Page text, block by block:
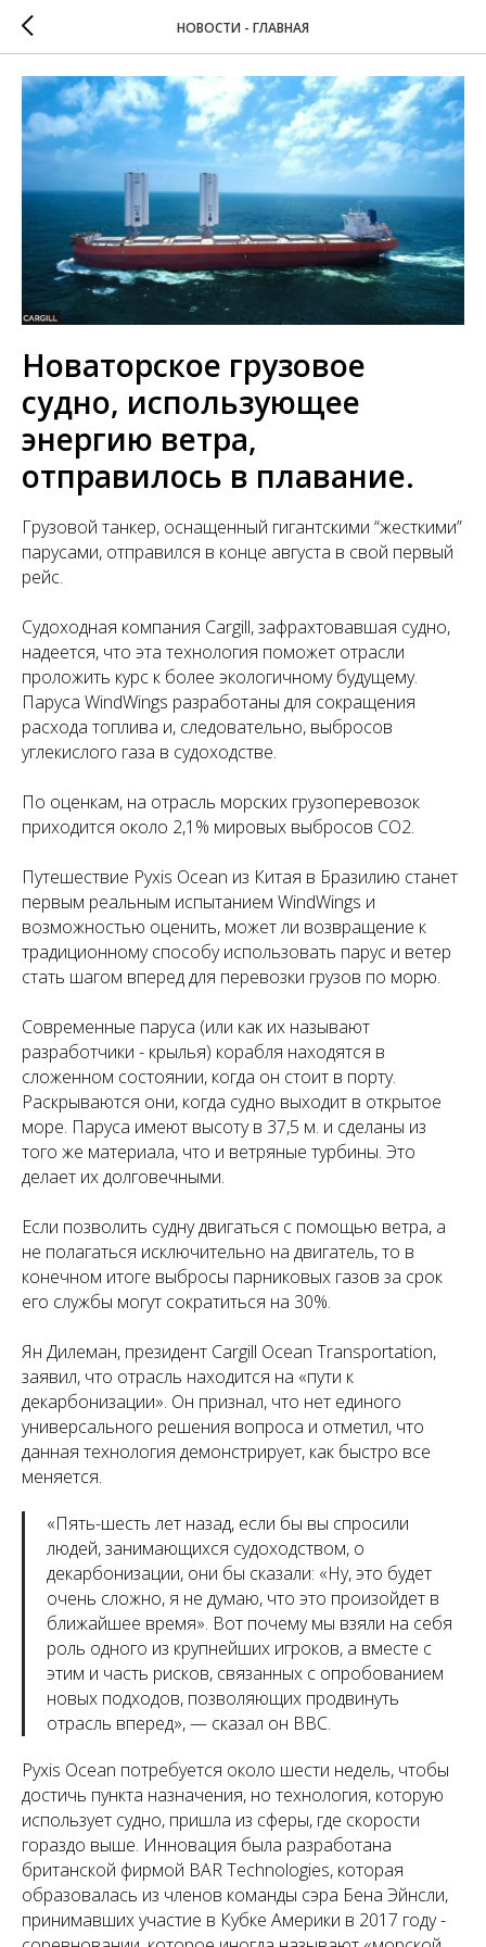
НОВОСТИ - ГЛАВНАЯ
Новаторское грузовое
судно, использующее
энергию ветра,
отправилось в плавание.
Грузовой танкер, оснащенный гигантскими “жесткими”
парусами, отправился в конце августа в свой первый
рейс.
Судоходная компания Cargill, зафрахтовавшая судно,
надеется, что эта технология поможет отрасли
проложить курс к более экологичному будущему.
Паруса WindWings разработаны для сокращения
расхода топлива и, следовательно, выбросов
углекислого газа в судоходстве.
По оценкам, на отрасль морских грузоперевозок
приходится около 2,1% мировых выбросов CO2.
Путешествие Pyxis Ocean из Китая в Бразилию станет
первым реальным испытанием WindWings и
возможностью оценить, может ли возвращение к
традиционному способу использовать парус и ветер
стать шагом вперед для перевозки грузов по морю.
Современные паруса (или как их называют
разработчики - крылья) корабля находятся в
сложенном состоянии, когда он стоит в порту.
Раскрываются они, когда судно выходит в открытое
море. Паруса имеют высоту в 37,5 м. и сделаны из
того же материала, что и ветряные турбины. Это
делает их долговечными.
Если позволить судну двигаться с помощью ветра, а
не полагаться исключительно на двигатель, то в
конечном итоге выбросы парниковых газов за срок
его службы могут сократиться на 30%.
Ян Дилеман, президент Cargill Ocean Transportation,
заявил, что отрасль находится на «пути к
декарбонизации». Он признал, что нет единого
универсального решения вопроса и отметил, что
данная технология демонстрирует, как быстро все
меняется.
«Пять-шесть лет назад, если бы вы спросили
людей, занимающихся судоходством, о
декарбонизации, они бы сказали: «Ну, это будет
очень сложно, я не думаю, что это произойдет в
ближайшее время». Вот почему мы взяли на себя
роль одного из крупнейших игроков, а вместе с
этим и часть рисков, связанных с опробованием
новых подходов, позволяющих продвинуть
отрасль вперед», — сказал он BBC.
Pyxis Ocean потребуется около шести недель, чтобы
достичь пункта назначения, но технология, которую
использует судно, пришла из сферы, где скорости
гораздо выше. Инновация была разработана
британской фирмой BAR Technologies, которая
образовалась из членов команды сэра Бена Эйнсли,
принимавших участие в Кубке Америки в 2017 году -